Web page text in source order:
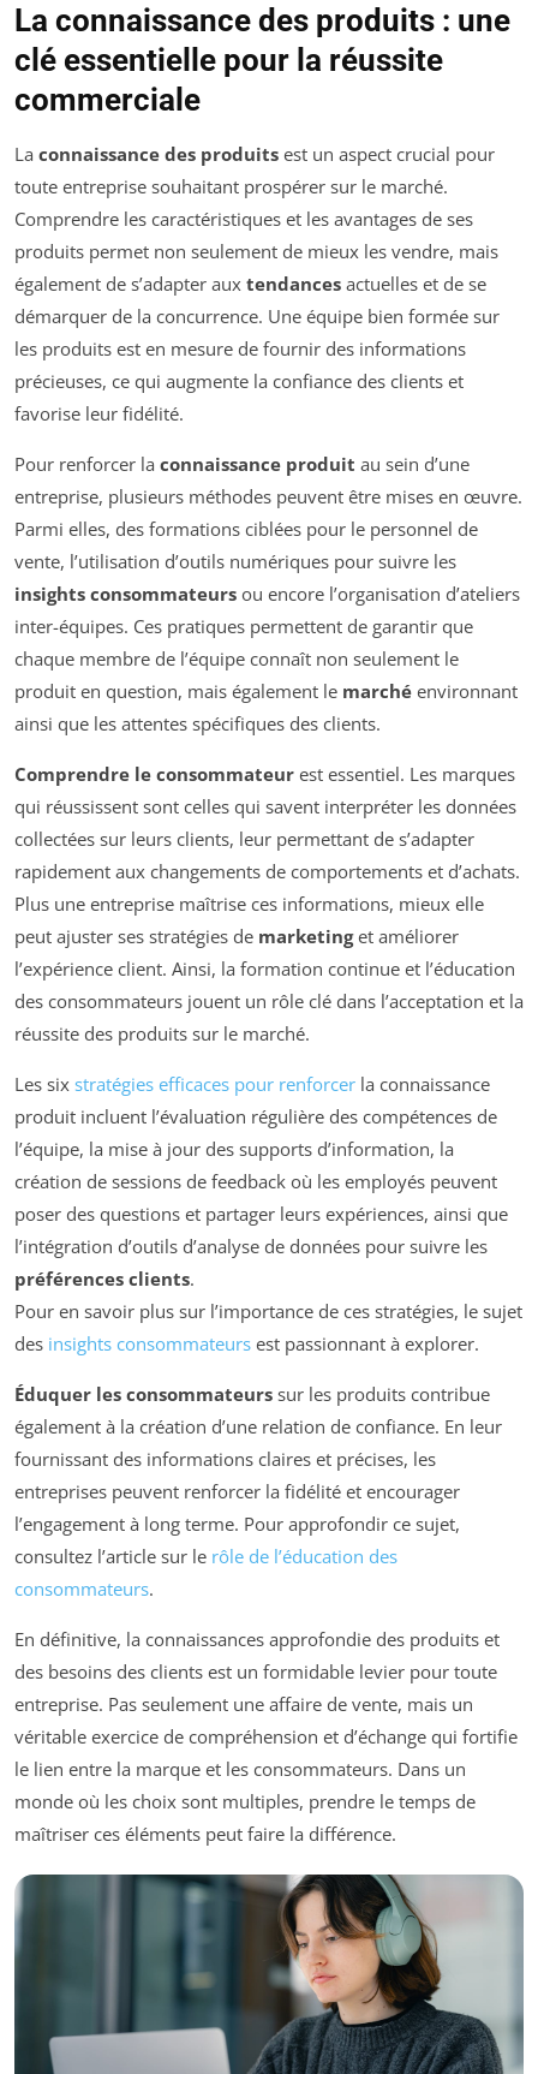
La connaissance des produits : une
clé essentielle pour la réussite
commerciale
La connaissance des produits est un aspect crucial pour
toute entreprise souhaitant prospérer sur le marché.
Comprendre les caractéristiques et les avantages de ses
produits permet non seulement de mieux les vendre, mais
également de s’adapter aux tendances actuelles et de se
démarquer de la concurrence. Une équipe bien formée sur
les produits est en mesure de fournir des informations
précieuses, ce qui augmente la confiance des clients et
favorise leur fidélité.
Pour renforcer la connaissance produit au sein d’une
entreprise, plusieurs méthodes peuvent être mises en œuvre.
Parmi elles, des formations ciblées pour le personnel de
vente, l’utilisation d’outils numériques pour suivre les
insights consommateurs ou encore l’organisation d’ateliers
inter-équipes. Ces pratiques permettent de garantir que
chaque membre de l’équipe connaît non seulement le
produit en question, mais également le marché environnant
ainsi que les attentes spécifiques des clients.
Comprendre le consommateur est essentiel. Les marques
qui réussissent sont celles qui savent interpréter les données
collectées sur leurs clients, leur permettant de s’adapter
rapidement aux changements de comportements et d’achats.
Plus une entreprise maîtrise ces informations, mieux elle
peut ajuster ses stratégies de marketinget améliorer
l’expérience client. Ainsi, la formation continue et l’éducation
des consommateurs jouent un rôle clé dans l’acceptation et la
réussite des produits sur le marché.
Les six stratégies efficaces pour renforcer la connaissance
produit incluent l’évaluation régulière des compétences de
l’équipe, la mise à jour des supports d’information, la
création de sessions de feedback où les employés peuvent
poser des questions et partager leurs expériences, ainsi que
l’intégration d’outils d’analyse de données pour suivre les
préférences clients.
Pour en savoir plus sur l’importance de ces stratégies, le sujet
des insights consommateurs est passionnant à explorer.
Éduquer les consommateurs sur les produits contribue
également à la création d’une relation de confiance. En leur
fournissant des informations claires et précises, les
entreprises peuvent renforcer la fidélité et encourager
l’engagement à long terme. Pour approfondir ce sujet,
consultez l’article sur le rôle de l’éducation des
consommateurs.
En définitive, la connaissances approfondie des produits et
des besoins des clients est un formidable levier pour toute
entreprise. Pas seulement une affaire de vente, mais un
véritable exercice de compréhension et d’échange qui fortifie
le lien entre la marque et les consommateurs. Dans un
monde où les choix sont multiples, prendre le temps de
maîtriser ces éléments peut faire la différence.